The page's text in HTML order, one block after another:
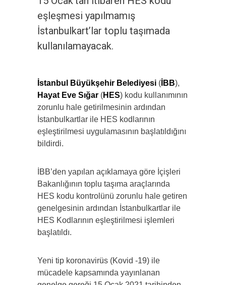
eşleşmesi yapılmamış
İstanbulkart’lar toplu taşımada
kullanılamayacak.
İstanbul Büyükşehir Belediyesi ( İBB),
Hayat Eve Sığar (HES) kodu kullanımının
zorunlu hale getirilmesinin ardından
İstanbulkartlar ile HES kodlarının
eşleştirilmesi uygulamasının başlatıldığını
bildirdi.
İBB’den yapılan açıklamaya göre İçişleri
Bakanlığının toplu taşıma araçlarında
HES kodu kontrolünü zorunlu hale getiren
genelgesinin ardından İstanbulkartlar ile
HES Kodlarının eşleştirilmesi işlemleri
başlatıldı.
Yeni tip koronavirüs (Kovid -19) ile
mücadele kapsamında yayınlanan